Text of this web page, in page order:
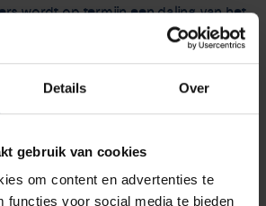
Details Over
gebruik van cookies
om content en advertenties te
functies voor social media te bieden
wordt op termijn een daling van het
verwacht, maar helaas worden er
ziek door rookgedrag van vele jaren
van 2017, waren er in 2018
met longkanker dan in de
de laagste overleving.